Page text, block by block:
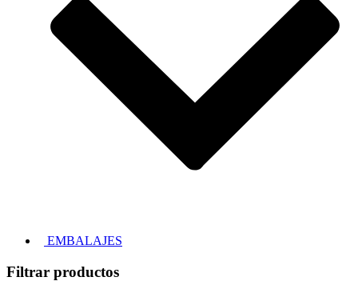
EMBALAJES
Filtrar productos